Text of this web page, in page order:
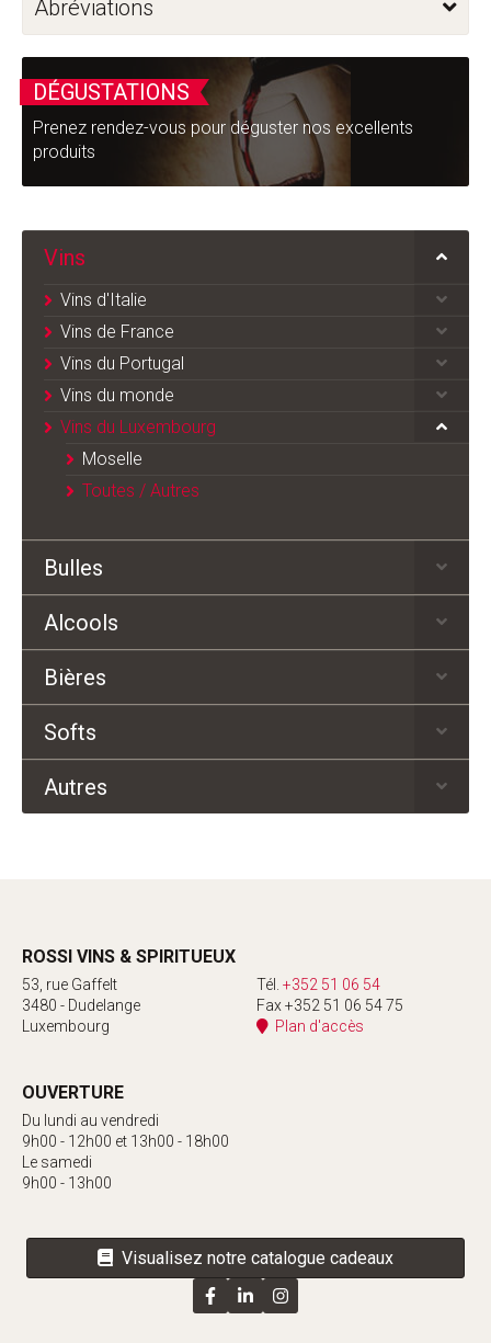
Abréviations
DÉGUSTATIONS
Prenez rendez-vous pour déguster nos excellents
produits
Vins
Vins d'Italie
Vins de France
Vins du Portugal
Vins du monde
Vins du Luxembourg
Moselle
Toutes / Autres
Bulles
Alcools
Bières
Softs
Autres
ROSSI VINS & SPIRITUEUX
53, rue Gaffelt
3480 - Dudelange
Luxembourg
Tél. +352 51 06 54
Fax +352 51 06 54 75
Plan d'accès
OUVERTURE
Du lundi au vendredi
9h00 - 12h00 et 13h00 - 18h00
Le samedi
9h00 - 13h00
Visualisez notre catalogue cadeaux